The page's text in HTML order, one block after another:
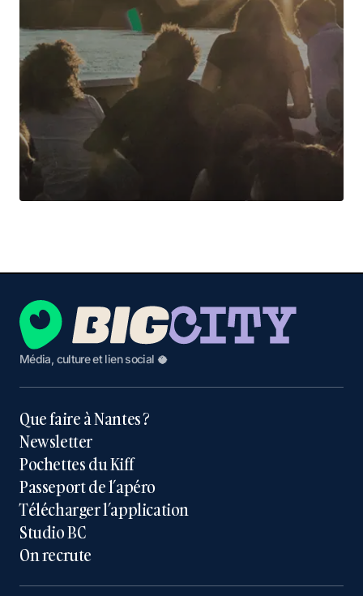
Média, culture et lien social 🥥
Que faire à Nantes ?
Newsletter
Pochettes du Kiff
Passeport de l’apéro
Télécharger l’application
Studio BC
On recrute